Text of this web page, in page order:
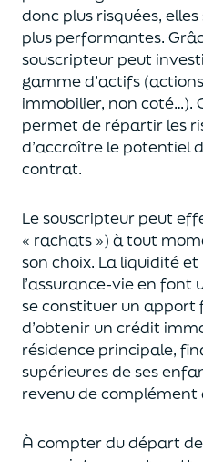
donc plus risquées,
plus performantes.
souscripteur peut
gamme d’actifs
immobilier, non coté…).
permet de répartir les
d’accroître le potentiel
contrat.
Le souscripteur peut
« rachats ») à tout
son choix. Laliquiditéet
l’assurance-vie en font
se constituer un apport
d’obtenir un crédit
résidence principale,
supérieures de ses
revenu de complément
À compter du départ